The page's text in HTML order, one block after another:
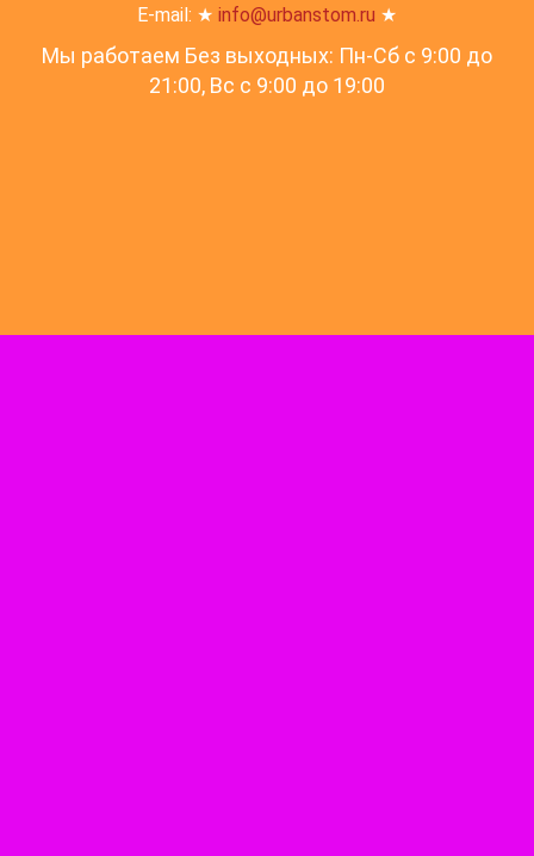
E-mail: ★ info@urbanstom.ru ★
Мы работаем Без выходных: Пн-Сб с 9:00 до
21:00, Вс c 9:00 до 19:00